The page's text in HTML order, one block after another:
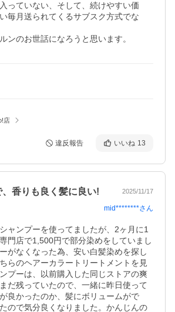
っていない、そして、続けやすい価
毎月送られてくるサブスク方式でな
ンのお世話になろうと思います。
店
違反報告 いいね 13
香りも良く髪に良い! 2025/11/17
mid********さん
ャンプーを使ってましたが、2ヶ月に1
門店で1,500円で部分染めをしていまし
がなくなった為、安い白髪染めを探し
らのヘアーカラートリートメントを見
プーは、以前購入した同じストアの爽
だ残っていたので、一緒に昨日使って
良かったのか、髪にボリュームがで
ので気分良くなりました。かんじんの